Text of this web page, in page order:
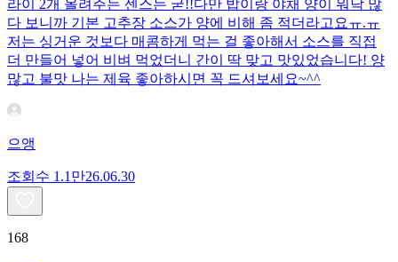
라이 2개 올려주는 센스는 굳!! ​다만 밥이랑 야채 양이 워낙 많
다 보니까 기본 고추장 소스가 양에 비해 좀 적더라고요ㅠ.ㅠ
저는 싱거운 것보다 매콤하게 먹는 걸 좋아해서 소스를 직접
더 만들어 넣어 비벼 먹었더니 간이 딱 맞고 맛있었습니다! 양
많고 불맛 나는 제육 좋아하시면 꼭 드셔보세요~^^
으앵
조회수 1.1만26.06.30
168